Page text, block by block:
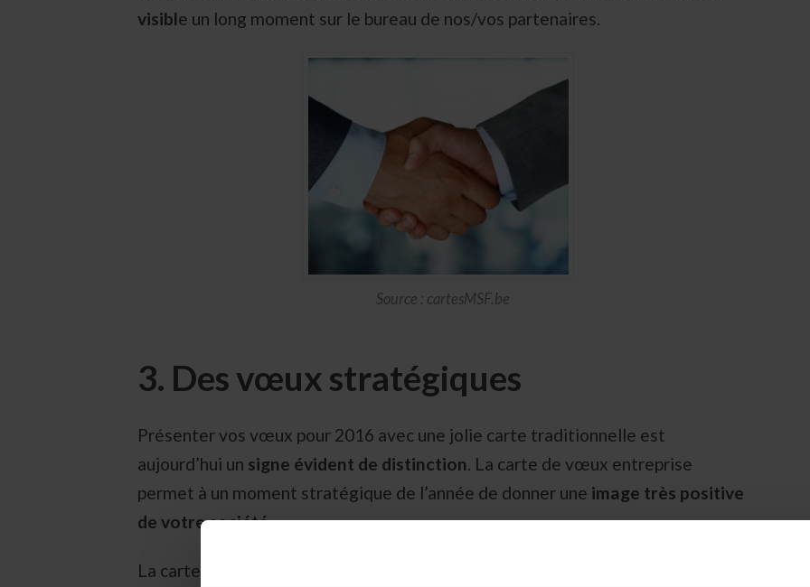
visible un long moment sur le bureau de nos/vos partenaires.
Source : cartesMSF.be
3. Des vœux stratégiques
Présenter vos vœux pour 2016 avec une jolie carte traditionnelle est
aujourd’hui un signe évident de distinction. La carte de vœux entreprise
permet à un moment stratégique de l’année de donner une image très positive
de votre société.
La carte de vœux professionnelle témoigne de la